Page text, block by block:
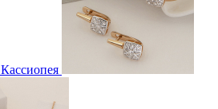
Кассиопея